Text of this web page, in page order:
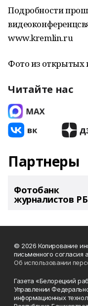
Подробности
www.kremlin.ru
Фото из открытых
Читайте нас
Партнеры
Фотобанк
журналистов РБ
© 2026 Копирование
письменного согласия
Об использовании
Газета «Белорецкий
Управлении
информационных